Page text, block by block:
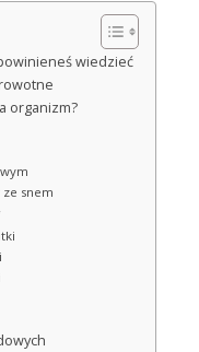
wiedzieć
organizm?
snem